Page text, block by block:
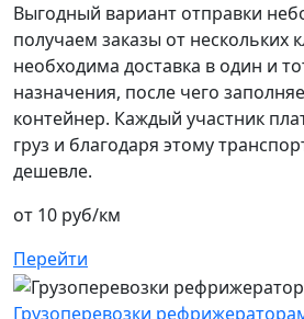
Выгодный вариант отправки
получаем заказы от нескольких
необходима доставка в один и
назначения, после чего
контейнер. Каждый участник
груз и благодаря этому
дешевле.
от 10 руб/км
Перейти
Грузоперевозки